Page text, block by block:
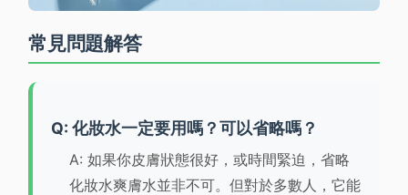
常見問題解答
Q: 化妝水一定要用嗎？可以省略嗎？
A: 如果你皮膚狀態很好，或時間緊迫，省略
化妝水爽膚水並非不可。但對於多數人，它能